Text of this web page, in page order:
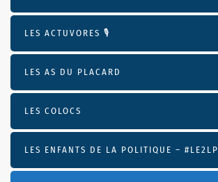
LES ACTUVORES 🎙
LES AS DU PLACARD
LES COLOCS
LES ENFANTS DE LA POLITIQUE – #LE2LP